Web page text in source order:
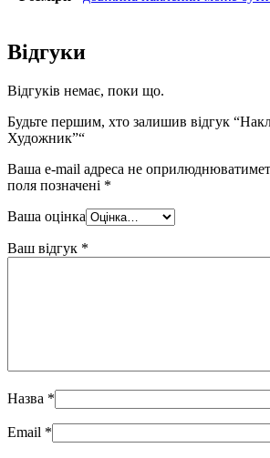
Відгуки
Відгуків немає, поки що.
Будьте першим, хто залишив відгук
Художник”“
Ваша e-mail адреса не
поля позначені *
Ваша оцінка
Ваш відгук *
Назва *
Email *